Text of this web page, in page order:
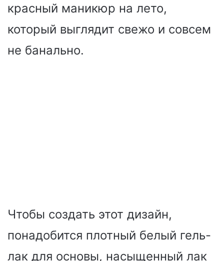
красный маникюр на лето,
который выглядит свежо и совсем
не банально.
Чтобы создать этот дизайн,
понадобится плотный белый гель-
лак для основы, насыщенный лак